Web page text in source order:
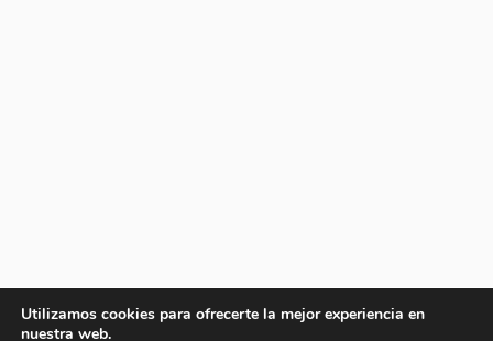
Utilizamos cookies para ofrecerte la mejor experiencia en
nuestra web.